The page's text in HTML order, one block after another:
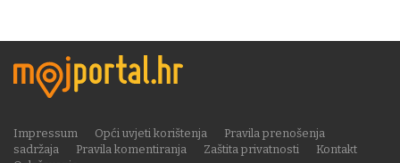
Impressum Opći uvjeti korištenja
Pravila prenošenja
sadržaja
Pravila komentiranja Zaštita privatnosti
Kontakt